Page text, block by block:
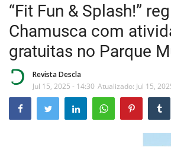
Home
...by Descla
Desporto
“Fit Fun & Splash!”
Chamusca com
gratuitas no Parque
Revista Descla
Jul 15, 2025 - 14:30 Atualizado: Jul 15,